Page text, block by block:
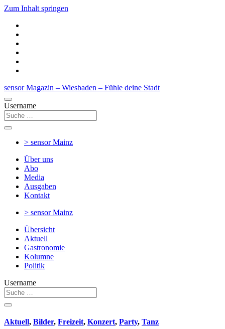
Zum Inhalt springen
sensor Magazin – Wiesbaden – Fühle deine Stadt
Username
> sensorMainz
Über uns
Abo
Media
Ausgaben
Kontakt
> sensorMainz
Übersicht
Aktuell
Gastronomie
Kolumne
Politik
Username
Aktuell, Bilder, Freizeit, Konzert, Party, Tanz